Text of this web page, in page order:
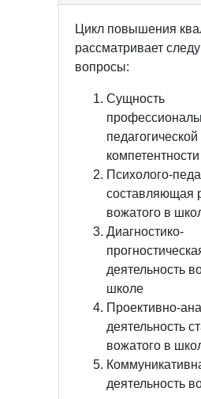
Цикл повышения
рассматривает
вопросы:
Сущность
педагогической
Психолого-
составляющая
вожатого в
Диагностико-
деятельность
школе
Проективно-
деятельность
вожатого в
деятельность